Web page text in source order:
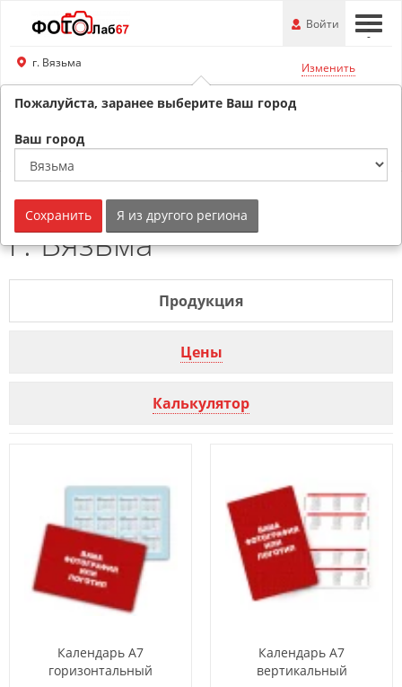
Перейти
основной
---
Войти
г. Вязьма Изменить
Обратный звонок
Календарь карманный
г. Вязьма
Продукция
Цены
Калькулятор
Календарь A7
горизонтальный
Календарь A7
вертикальный
Пожалуйста, заранее выберите Ваш город
Ваш город
Сохранить Я из другого региона